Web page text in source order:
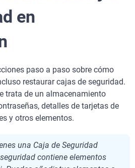
en
paso a paso sobre cómo
restaurar cajas de seguridad.
trata de un almacenamiento
detalles de tarjetas de
y otros elementos.
una Caja de Seguridad
contiene elementos